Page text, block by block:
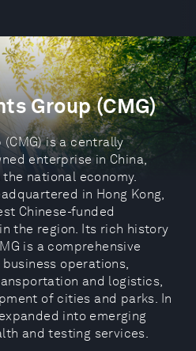
Group (CMG)
(CMG) is a centrally
enterprise in China,
national economy.
in Hong Kong,
Chinese-funded
the region. Its rich history
is a comprehensive
operations,
and logistics,
of cities and parks. In
into emerging
and testing services.